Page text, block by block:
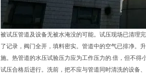
被试压管道及设备无被水淹没的可能。试压现场已清理
了记录，阀门全开，填料密实。管道中的空气已排净。
施。热管道的水压试验压力应为工作压力的.倍，但不得
试压合格后进行。洗前，把不应与管道同时清洗的设备